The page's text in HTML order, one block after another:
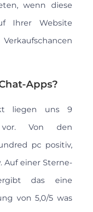
wenn diese
Ihrer Website
Apps?
liegen uns 9
vor. Von den
pc positiv,
Auf einer Sterne-
das eine
von 5,0/5 was